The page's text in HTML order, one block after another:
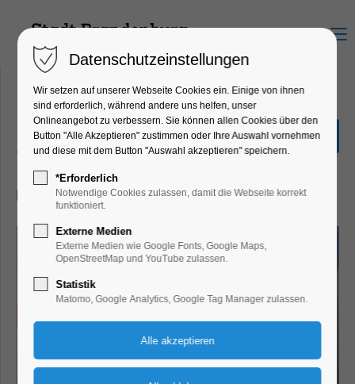
Menu
Mama ohne Plan
Theater, Bühne
15.02.2026, 16:00–18:15
Datenschutzeinstellungen
Wir setzen auf unserer Webseite Cookies ein. Einige von ihnen
sind erforderlich, während andere uns helfen, unser
Onlineangebot zu verbessern. Sie können allen Cookies über den
Button "Alle Akzeptieren" zustimmen oder Ihre Auswahl vornehmen
und diese mit dem Button "Auswahl akzeptieren" speichern.
*Erforderlich
Notwendige Cookies zulassen, damit die Webseite korrekt
funktioniert.
Externe Medien
Externe Medien wie Google Fonts, Google Maps,
OpenStreetMap und YouTube zulassen.
Statistik
Matomo, Google Analytics, Google Tag Manager zulassen.